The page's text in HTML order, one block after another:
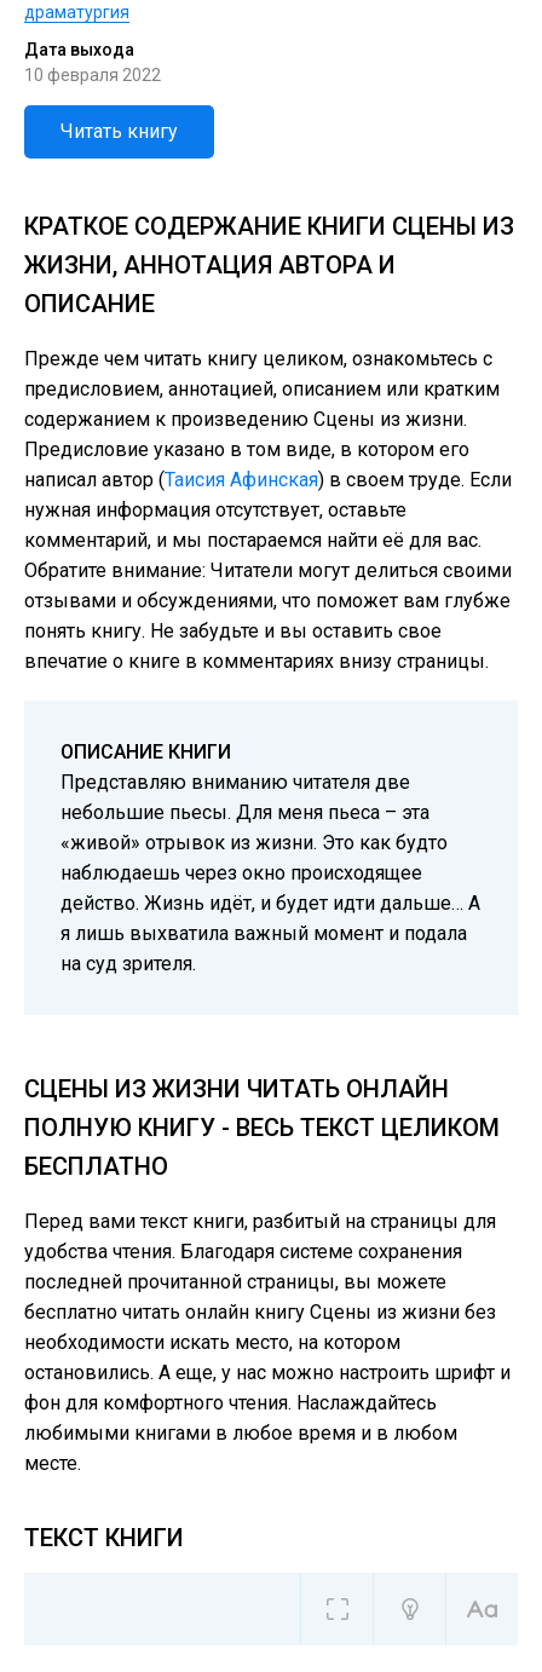
драматургия
Дата выхода
10 февраля 2022
Читать книгу
КРАТКОЕ СОДЕРЖАНИЕ КНИГИ СЦЕНЫ ИЗ
ЖИЗНИ, АННОТАЦИЯ АВТОРА И
ОПИСАНИЕ
Прежде чем читать книгу целиком, ознакомьтесь с
предисловием, аннотацией, описанием или кратким
содержанием к произведению Сцены из жизни.
Предисловие указано в том виде, в котором его
написал автор (Таисия Афинская) в своем труде. Если
нужная информация отсутствует, оставьте
комментарий, и мы постараемся найти её для вас.
Обратите внимание: Читатели могут делиться своими
отзывами и обсуждениями, что поможет вам глубже
понять книгу. Не забудьте и вы оставить свое
впечатие о книге в комментариях внизу страницы.
ОПИСАНИЕ КНИГИ
Представляю вниманию читателя две
небольшие пьесы. Для меня пьеса – эта
«живой» отрывок из жизни. Это как будто
наблюдаешь через окно происходящее
действо. Жизнь идёт, и будет идти дальше… А
я лишь выхватила важный момент и подала
на суд зрителя.
СЦЕНЫ ИЗ ЖИЗНИ ЧИТАТЬ ОНЛАЙН
ПОЛНУЮ КНИГУ - ВЕСЬ ТЕКСТ ЦЕЛИКОМ
БЕСПЛАТНО
Перед вами текст книги, разбитый на страницы для
удобства чтения. Благодаря системе сохранения
последней прочитанной страницы, вы можете
бесплатно читать онлайн книгу Сцены из жизни без
необходимости искать место, на котором
остановились. А еще, у нас можно настроить шрифт и
фон для комфортного чтения. Наслаждайтесь
любимыми книгами в любое время и в любом
месте.
ТЕКСТ КНИГИ